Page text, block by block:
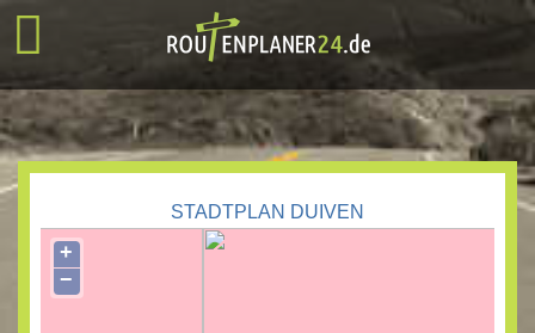
STADTPLAN DUIVEN
+
−